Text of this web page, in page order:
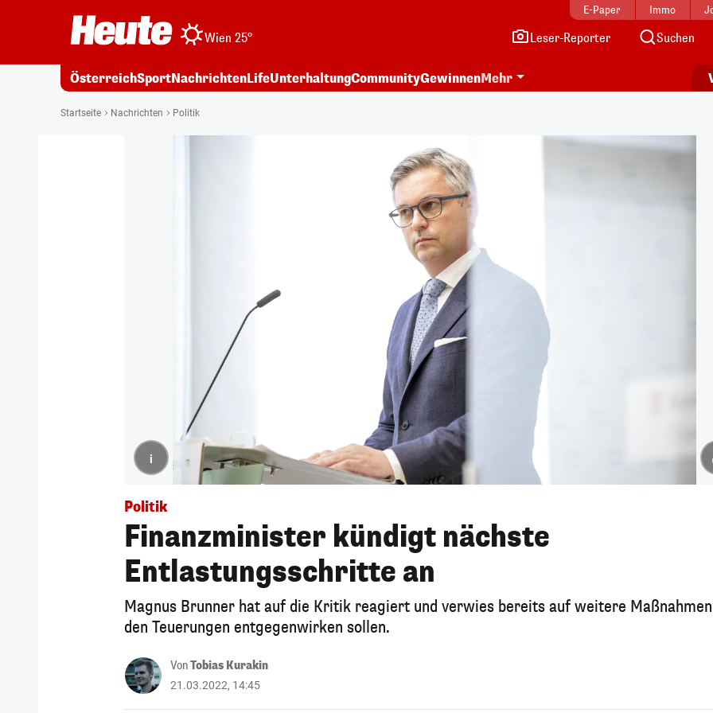
E-Paper Immo
Wien 25° Leser-Reporter Suchen
ÖsterreichSportNachrichtenLifeUnterhaltungCommunityGewinnenMehr
Startseite Nachrichten Politik
i
Politik
Finanzminister kündigt nächste
Entlastungsschritte an
Magnus Brunner hat auf die Kritik reagiert und verwies bereits auf weitere
den Teuerungen entgegenwirken sollen.
VonTobias Kurakin
21.03.2022, 14:45